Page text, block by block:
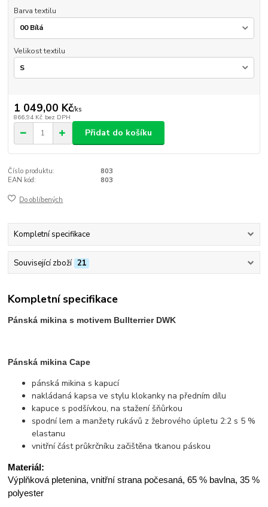
Barva textilu
Velikost textilu
1 049,00 Kč/ks
866,94 Kč bez DPH
Přidat do košíku
Číslo produktu:
803
EAN kód:
803
Do oblíbených
Kompletní specifikace
Související zboží 21
Kompletní specifikace
Pánská mikina s motivem Bullterrier DWK
Pánská mikina Cape
pánská mikina s kapucí
nakládaná kapsa ve stylu klokanky na předním dílu
kapuce s podšívkou, na stažení šňůrkou
spodní lem a manžety rukávů z žebrového úpletu 2:2 s 5 %
elastanu
vnitřní část průkrčníku začištěna tkanou páskou
Materiál:
Výplňková pletenina, vnitřní strana počesaná, 65 % bavlna, 35 %
polyester